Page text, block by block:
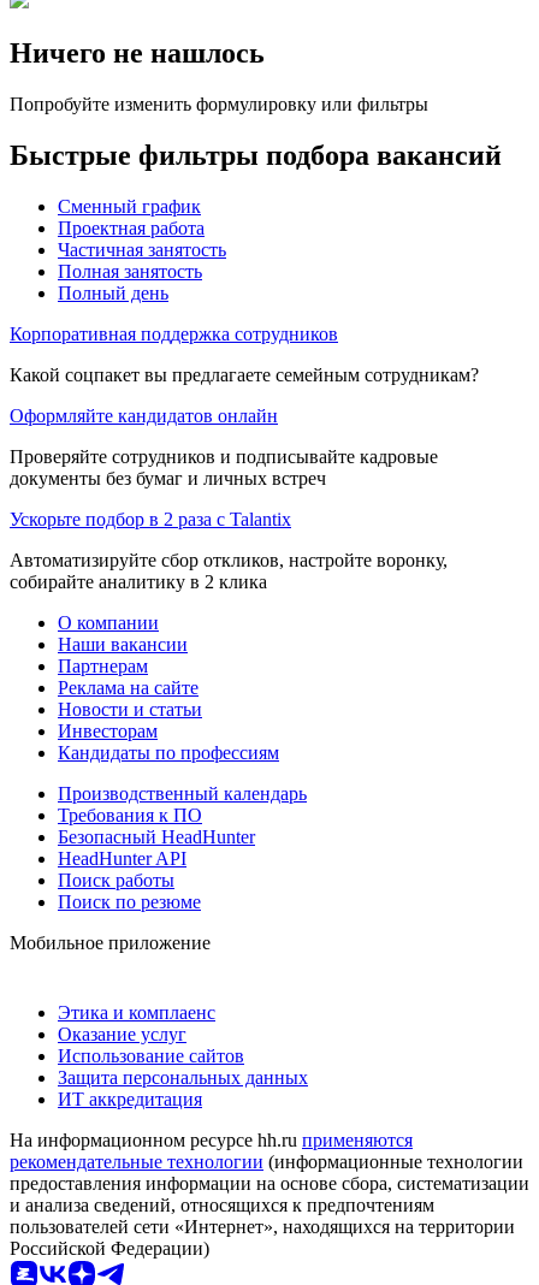
Ничего не нашлось
Попробуйте изменить формулировку или фильтры
Быстрые фильтры подбора вакансий
Сменный график
Проектная работа
Частичная занятость
Полная занятость
Полный день
Корпоративная поддержка сотрудников
Какой соцпакет вы предлагаете семейным сотрудникам?
Оформляйте кандидатов онлайн
Проверяйте сотрудников и подписывайте кадровые
документы без бумаг и личных встреч
Ускорьте подбор в 2 раза с Talantix
Автоматизируйте сбор откликов, настройте воронку,
собирайте аналитику в 2 клика
О компании
Наши вакансии
Партнерам
Реклама на сайте
Новости и статьи
Инвесторам
Кандидаты по профессиям
Производственный календарь
Требования к ПО
Безопасный HeadHunter
HeadHunter API
Поиск работы
Поиск по резюме
Мобильное приложение
Этика и комплаенс
Оказание услуг
Использование сайтов
Защита персональных данных
ИТ аккредитация
На информационном ресурсе hh.ru применяются
рекомендательные технологии (информационные технологии
предоставления информации на основе сбора, систематизации
и анализа сведений, относящихся к предпочтениям
пользователей сети «Интернет», находящихся на территории
Российской Федерации)